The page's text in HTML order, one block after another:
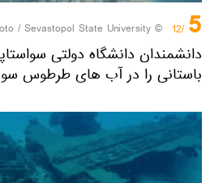
5
/12
© Photo /
Sevastopol State University
دانشمندان دانشگاه دولتی
باستانی را در آب های طرطوس